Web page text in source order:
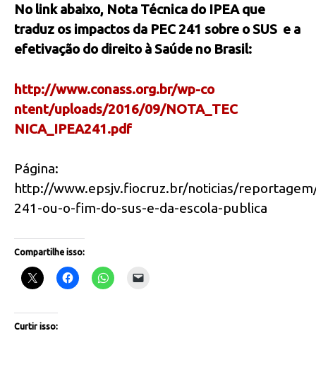
No link abaixo, Nota Técnica do IPEA que
traduz os impactos da PEC 241 sobre o SUS e a
efetivação do direito à Saúde no Brasil:
http://www.conass.org.br/wp-co
ntent/uploads/2016/09/NOTA_TEC
NICA_IPEA241.pdf
Página:
http://www.epsjv.fiocruz.br/noticias/
241-ou-o-fim-do-sus-e-da-escola-publica
Compartilhe isso:
Curtir isso: